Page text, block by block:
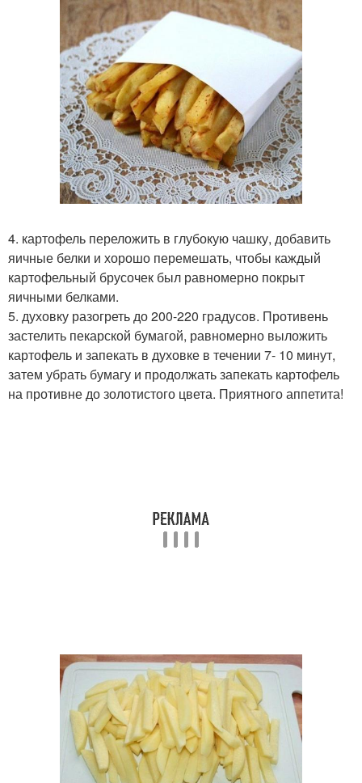
4. картофель переложить в глубокую чашку, добавить
яичные белки и хорошо перемешать, чтобы каждый
картофельный брусочек был равномерно покрыт
яичными белками.
5. духовку разогреть до 200-220 градусов. Противень
застелить пекарской бумагой, равномерно выложить
картофель и запекать в духовке в течении 7- 10 минут,
затем убрать бумагу и продолжать запекать картофель
на противне до золотистого цвета. Приятного аппетита!